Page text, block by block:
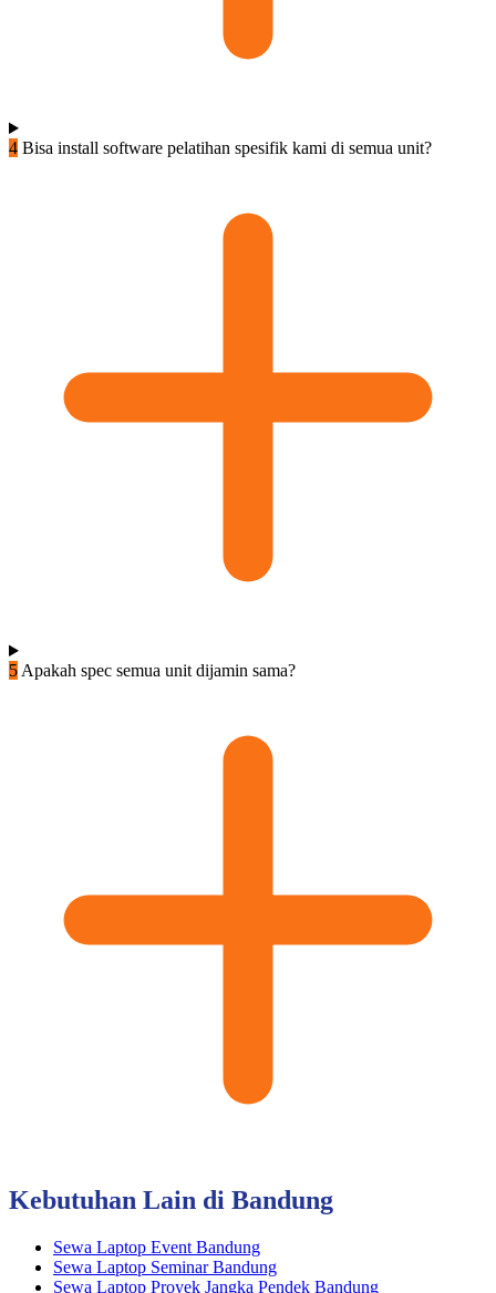
4 Bisa install software pelatihan spesifik kami di semua unit?
5 Apakah spec semua unit dijamin sama?
Kebutuhan Lain di Bandung
Sewa Laptop Event Bandung
Sewa Laptop Seminar Bandung
Sewa Laptop Proyek Jangka Pendek Bandung